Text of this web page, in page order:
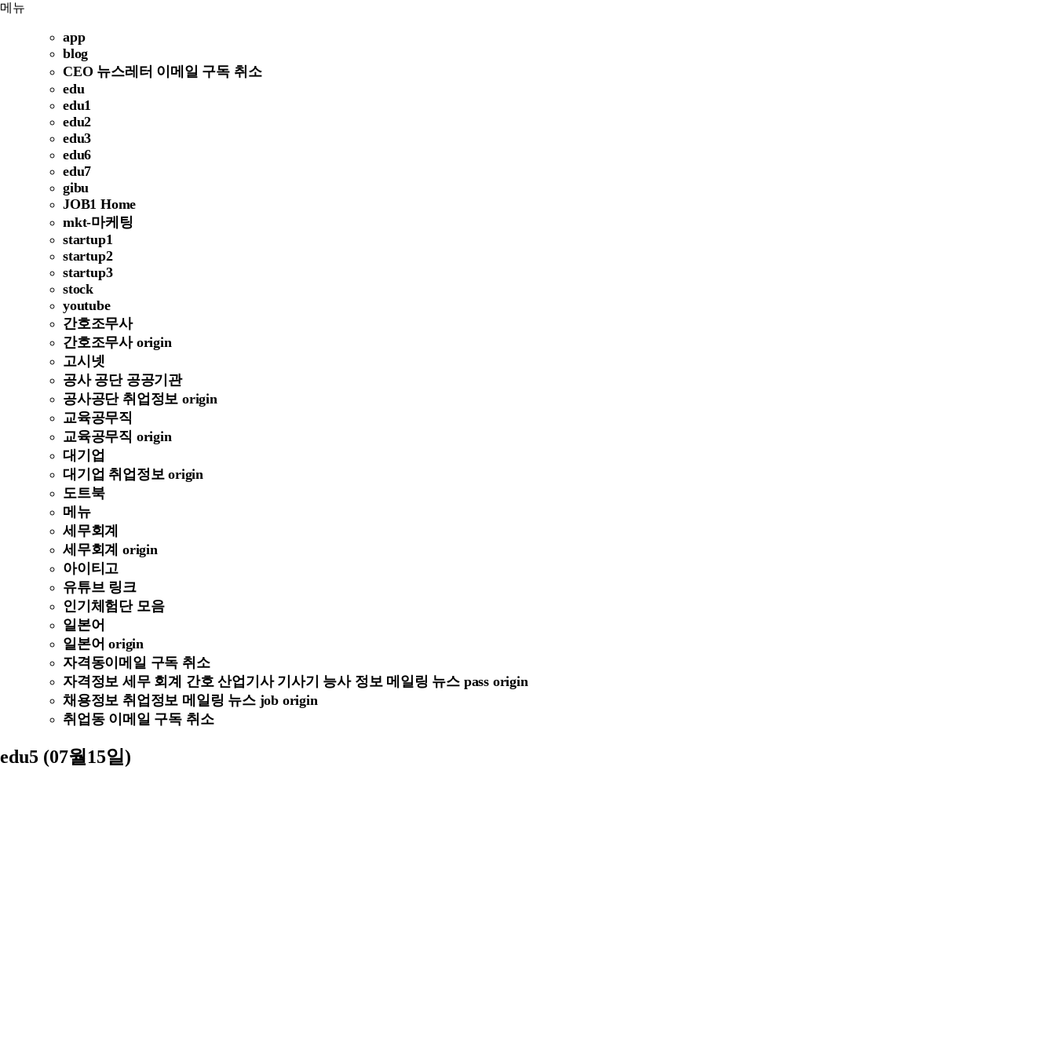
메뉴
app
blog
CEO 뉴스레터 이메일 구독 취소
edu
edu1
edu2
edu3
edu6
edu7
gibu
JOB1 Home
mkt-마케팅
startup1
startup2
startup3
stock
youtube
간호조무사
간호조무사 origin
고시넷
공사 공단 공공기관
공사공단 취업정보 origin
교육공무직
교육공무직 origin
대기업
대기업 취업정보 origin
도트북
메뉴
세무회계
세무회계 origin
아이티고
유튜브 링크
인기체험단 모음
일본어
일본어 origin
자격동이메일 구독 취소
자격정보 세무 회계 간호 산업기사 기사기 능사 정보 메일링 뉴스 pass origin
채용정보 취업정보 메일링 뉴스 job origin
취업동 이메일 구독 취소
edu5 (07월15일)